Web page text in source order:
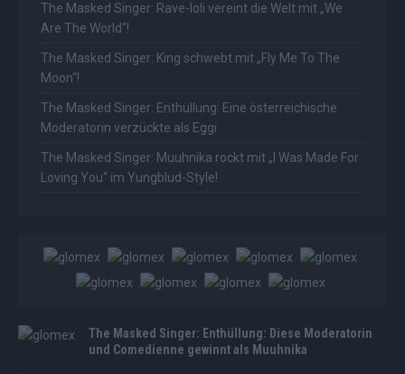
The Masked Singer: Rave-Ioli vereint die Welt mit „We
Are The World“!
The Masked Singer: King schwebt mit „Fly Me To The
Moon“!
The Masked Singer: Enthüllung: Eine österreichische
Moderatorin verzückte als Eggi
The Masked Singer: Muuhnika rockt mit „I Was Made For
Loving You“ im Yungblud-Style!
The Masked Singer: Enthüllung: Diese Moderatorin
und Comedienne gewinnt als Muuhnika